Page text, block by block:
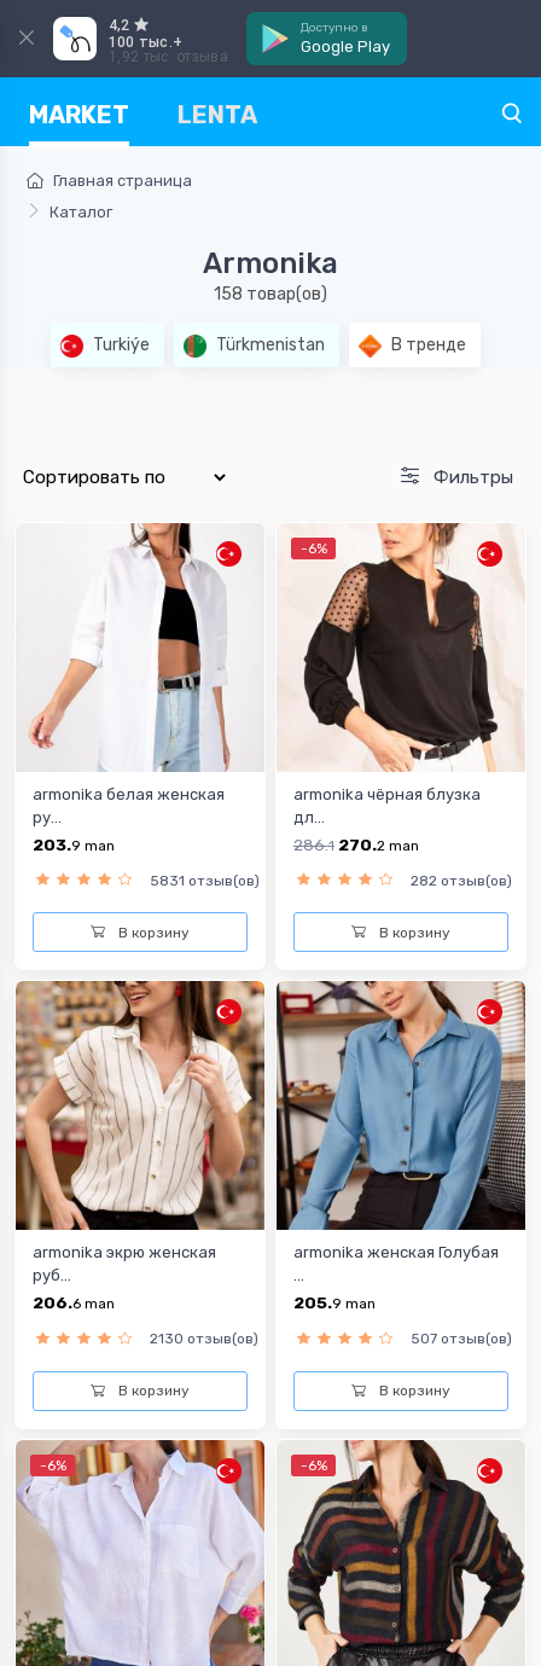
4,2
100 тыс.+
1,92 тыс. отзыва
Доступно в
Google Play
MARKET LENTA
Главная страница
Каталог
Armonika
158 товар(ов)
Turkiýe Türkmenistan В тренде
Фильтры
armonika белая женская
ру...
203.9 man
5831 отзыв(ов)
В корзину
-6%
armonika чёрная блузка
дл...
286.1 270.2 man
282 отзыв(ов)
В корзину
armonika экрю женская
руб...
206.6 man
2130 отзыв(ов)
В корзину
armonika женская Голубая
...
205.9 man
507 отзыв(ов)
В корзину
-6% -6%